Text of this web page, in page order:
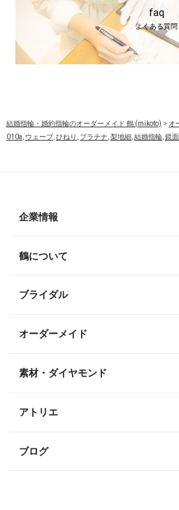
faq
よくある質問
結婚指輪・婚約指輪のオーダーメイド 鶴 (mikoto) > オ
010a, ウェーブ,ひねり , プラチナ,梨地細,結婚指輪,鏡面
企業情報
鶴について
ブライダル
オーダーメイド
素材・ダイヤモンド
アトリエ
ブログ